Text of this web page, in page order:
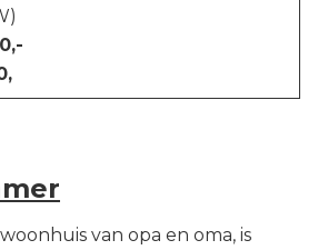
van opa en oma, is